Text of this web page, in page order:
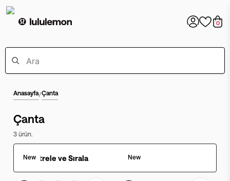
0
Anasayfa/ Çanta
Çanta
3 ürün.
Filtrele ve Sırala
New New